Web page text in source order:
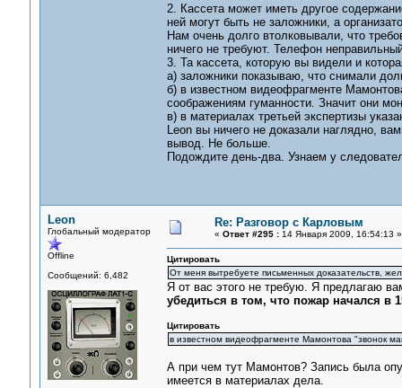
2. Кассета может иметь другое
ней могут быть не заложники, а
Нам очень долго втолковывали, что
ничего не требуют. Телефон
3. Та кассета, которую вы видели и
а) заложники показываю, что снимали
б) в известном видеофрагменте
соображениям гуманности. Значит они
в) в материалах третьей экспертизы
Leon вы ничего не доказали наглядно,
вывод. Не больше.
Подождите день-два. Узнаем у
Leon
Глобальный модератор
Offline
Сообщений: 6,482
Re: Разговор с Карловым
« Ответ #295 :14 Января 2009, 16:54:13 »
Цитировать
От меня вытребуете письменных доказательств,
Я от вас этого не требую. Я предлагаю
убедиться в том, что пожар начался в
Цитировать
в известном видеофрагменте Мамонтова "звонок
А при чем тут Мамонтов? Запись была
имеется в материалах дела.